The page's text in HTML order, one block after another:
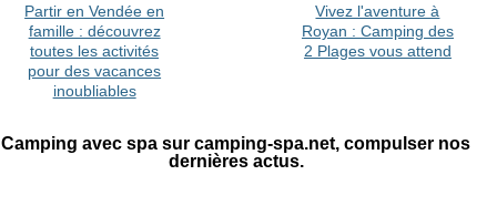
Partir en Vendée en
famille : découvrez
toutes les activités
pour des vacances
inoubliables
Vivez l'aventure à
Royan : Camping des
2 Plages vous attend
Camping avec spa sur camping-spa.net, compulser nos
dernières actus.